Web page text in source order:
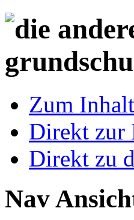
Zum
Direkt zur
Direkt zu
Nav